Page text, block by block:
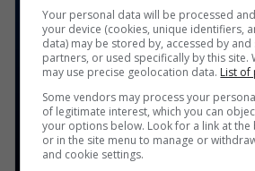
Your personal data will be processed
your device (cookies, unique identifiers,
data) may be stored by, accessed by
partners, or used specifically by this site.
may use precise geolocation data. List of
Some vendors may process your
of legitimate interest, which you can
your options below. Look for a link at
or in the site menu to manage or
and cookie settings.